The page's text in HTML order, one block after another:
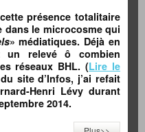
présence totalitaire
dans le microcosme qui
» médiatiques. Déjà en
un relevé ô combien
réseaux BHL. (Lire le
site d’Infos, j’ai refait
Henri Lévy durant
2014.